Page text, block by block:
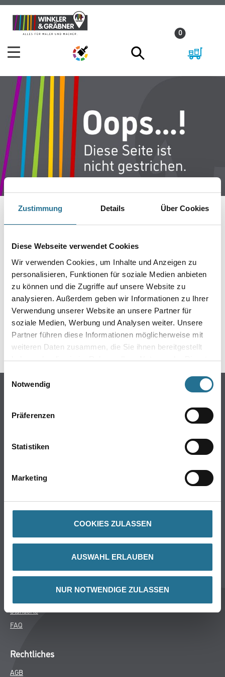
Zustimmung Details Über Cookies
Diese Webseite verwendet Cookies
Wir verwenden Cookies, um Inhalte und Anzeigen zu
personalisieren, Funktionen für soziale Medien anbieten
zu können und die Zugriffe auf unsere Website zu
analysieren. Außerdem geben wir Informationen zu Ihrer
Verwendung unserer Website an unsere Partner für
soziale Medien, Werbung und Analysen weiter. Unsere
Partner führen diese Informationen möglicherweise mit
weiteren Daten zusammen, die Sie ihnen bereitgestellt
haben oder die sie im Rahmen Ihrer Nutzung der Dienste
Einwilligungsauswahl
Notwendig
Präferenzen
Statistiken
Marketing
COOKIES ZULASSEN
AUSWAHL ERLAUBEN
NUR NOTWENDIGE ZULASSEN
Zum
Inhalt
Zum
Navigationsmenü
0
IST AUFGETRETEN
Keine Sorge, wir pinseln schon an der Lösung und
werden das Problem so schnell wie möglich beheben.
Erkunden Sie in der Zwischenzeit unseren Online-Shop
und lassen Sie sich inspirieren.
ZURÜCK ZUM ONLINE-SHOP
Online-Shop
Putze- und Spachtelmassen
Wand- & Deckenbeläge
Winkler & Gräbner
Services
Standorte
FAQ
Rechtliches
AGB